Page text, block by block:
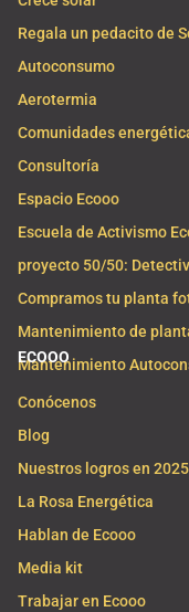
Regala un pedacito de
Autoconsumo
Aerotermia
Comunidades
Consultoría
Espacio Ecooo
Escuela de Activismo
proyecto 50/50:
Compramos tu planta
Mantenimiento de
Mantenimiento
ECOOO
Conócenos
Blog
Nuestros logros en 2025
La Rosa Energética
Hablan de Ecooo
Media kit
Trabajar en Ecooo